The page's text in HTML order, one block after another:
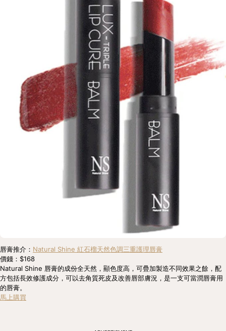
唇膏推介： Natural Shine 紅石榴天然色調三重護理唇膏
價錢：$168
Natural Shine 唇膏的成份全天然，顯色度高，可疊加製造不同效果之餘，配
方包括長效修護成分，可以去角質死皮及改善唇部膚況，是一支可當潤唇膏用
的唇膏。
馬上購買